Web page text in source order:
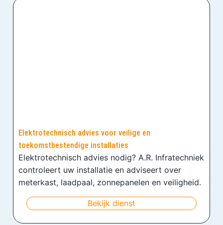
Elektrotechnisch advies voor veilige en
toekomstbestendige installaties
Elektrotechnisch advies nodig? A.R. Infratechniek
controleert uw installatie en adviseert over
meterkast, laadpaal, zonnepanelen en veiligheid.
Bekijk dienst